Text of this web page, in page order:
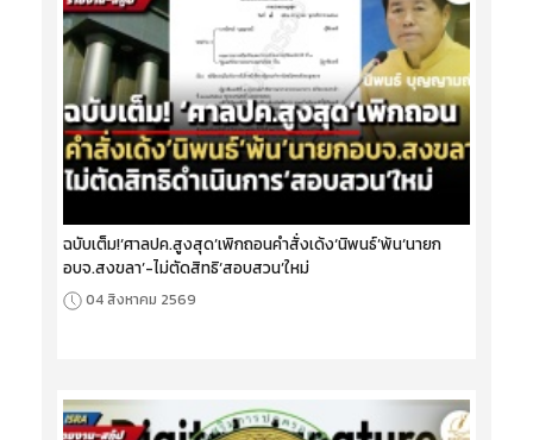
ฉบับเต็ม!‘ศาลปค.สูงสุด’เพิกถอนคำสั่งเด้ง‘นิพนธ์’พ้น‘นายก
อบจ.สงขลา’-ไม่ตัดสิทธิ‘สอบสวน’ใหม่
04 สิงหาคม 2569